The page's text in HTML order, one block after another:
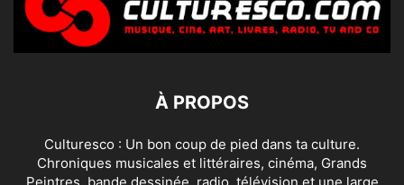
À PROPOS
Culturesco : Un bon coup de pied dans ta culture.
Chroniques musicales et littéraires, cinéma, Grands